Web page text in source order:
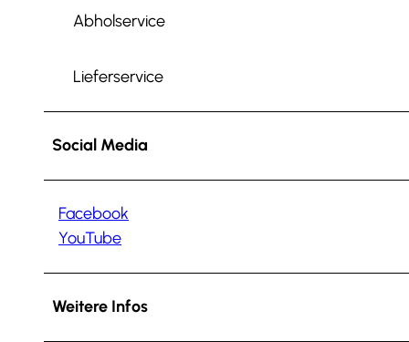
Abholservice
Lieferservice
Social Media
Facebook
YouTube
Weitere Infos